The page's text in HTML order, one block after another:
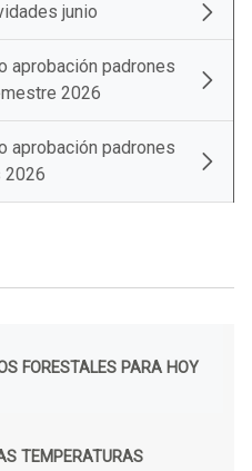
junio
aprobación padrones
2026
aprobación padrones
2026
FORESTALES PARA HOY
TEMPERATURAS